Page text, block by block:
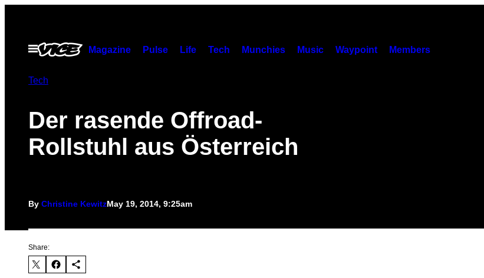
contentOpen
Menu
Magazine Pulse Life Tech Munchies Music Waypoint Members
Tech
Der rasende Offroad-
Rollstuhl aus Österreich
By Christine KewitzMay 19, 2014, 9:25am
Share: